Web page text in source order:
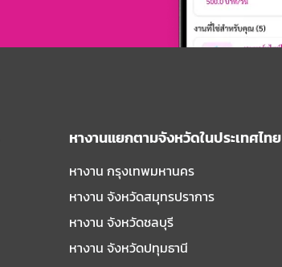
หางานแยกตามจังหวัดในประเทศไทย
หางาน กรุงเทพมหานคร
หางาน จังหวัดสมุทรปราการ
หางาน จังหวัดชลบุรี
หางาน จังหวัดปทุมธานี